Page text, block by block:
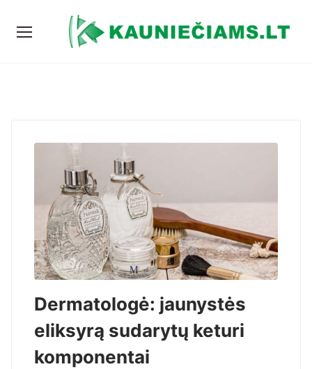
Dermatologė: jaunystės
eliksyrą sudarytų keturi
komponentai